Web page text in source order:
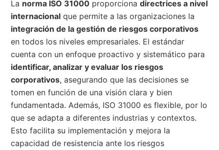
La norma ISO 31000 proporcionadirectrices a nivel
internacional que permite a las organizaciones la
integración de la gestión de riesgos corporativos
en todos los niveles empresariales. El estándar
cuenta con un enfoque proactivo y sistemático para
identificar, analizar y evaluar los riesgos
corporativos, asegurando que las decisiones se
tomen en función de una visión clara y bien
fundamentada. Además, ISO 31000 es flexible, por lo
que se adapta a diferentes industrias y contextos.
Esto facilita su implementación y mejora la
capacidad de resistencia ante los riesgos